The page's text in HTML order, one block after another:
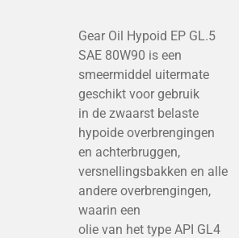
Gear Oil Hypoid EP GL.5
SAE 80W90 is een
smeermiddel uitermate
geschikt voor gebruik
in de zwaarst belaste
hypoide overbrengingen
en achterbruggen,
versnellingsbakken en alle
andere overbrengingen,
waarin een
olie van het type API GL4